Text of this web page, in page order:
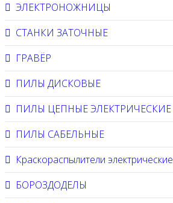
ЭЛЕКТРОНОЖНИЦЫ
СТАНКИ ЗАТОЧНЫЕ
ГРАВЁР
ПИЛЫ ДИСКОВЫЕ
ПИЛЫ ЦЕПНЫЕ ЭЛЕКТРИЧЕСКИЕ
ПИЛЫ САБЕЛЬНЫЕ
Краскораспылители электрические
БОРОЗДОДЕЛЫ